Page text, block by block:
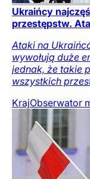
Ukraińcy
przestępstw.
Ataki na
wywołują duże
jednak, że takie
wszystkich
KrajObserwator